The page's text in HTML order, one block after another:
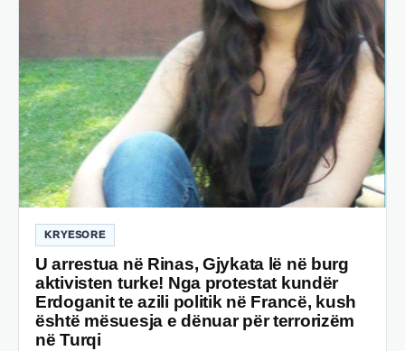
KRYESORE
U arrestua në Rinas, Gjykata lë në burg
aktivisten turke! Nga protestat kundër
Erdoganit te azili politik në Francë, kush
është mësuesja e dënuar për terrorizëm
në Turqi